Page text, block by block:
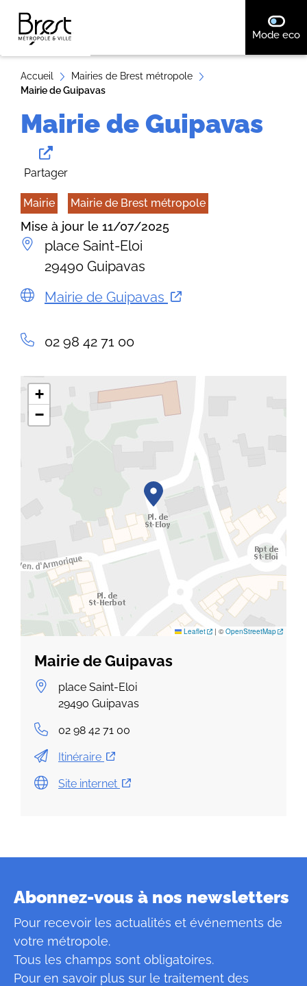
e
r
a
c
e
n
u
Mode eco
Accueil
Mairies de Brest métropole
Mairie de Guipavas
Mairie de Guipavas
Partager
Mairie Mairie de Brest métropole
Mise à jour le 11/07/2025
place Saint-Eloi
29490 Guipavas
Mairie de Guipavas
02 98 42 71 00
+
−
Leaflet | ©OpenStreetMap
Mairie de Guipavas
place Saint-Eloi
29490 Guipavas
02 98 42 71 00
Itinéraire
Site internet
Abonnez-vous à nos newsletters
Pour recevoir les actualités et événements de
votre métropole.
Tous les champs sont obligatoires.
Pour en savoir plus sur le traitement des